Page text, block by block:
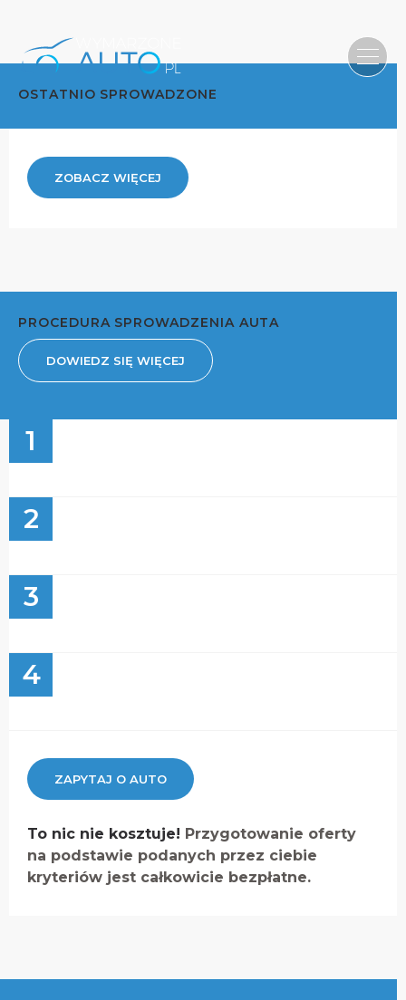
OSTATNIO SPROWADZONE
ZOBACZ WIĘCEJ
PROCEDURA SPROWADZENIA AUTA
DOWIEDZ SIĘ WIĘCEJ
1
2
3
4
ZAPYTAJ O AUTO
To nic nie kosztuje! Przygotowanie oferty
na podstawie podanych przez ciebie
kryteriów jest całkowicie bezpłatne.